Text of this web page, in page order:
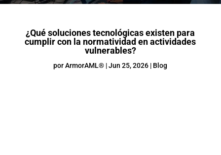
¿Qué soluciones tecnológicas existen para
cumplir con la normatividad en actividades
vulnerables?
porArmorAML® |Jun 25, 2026 | Blog